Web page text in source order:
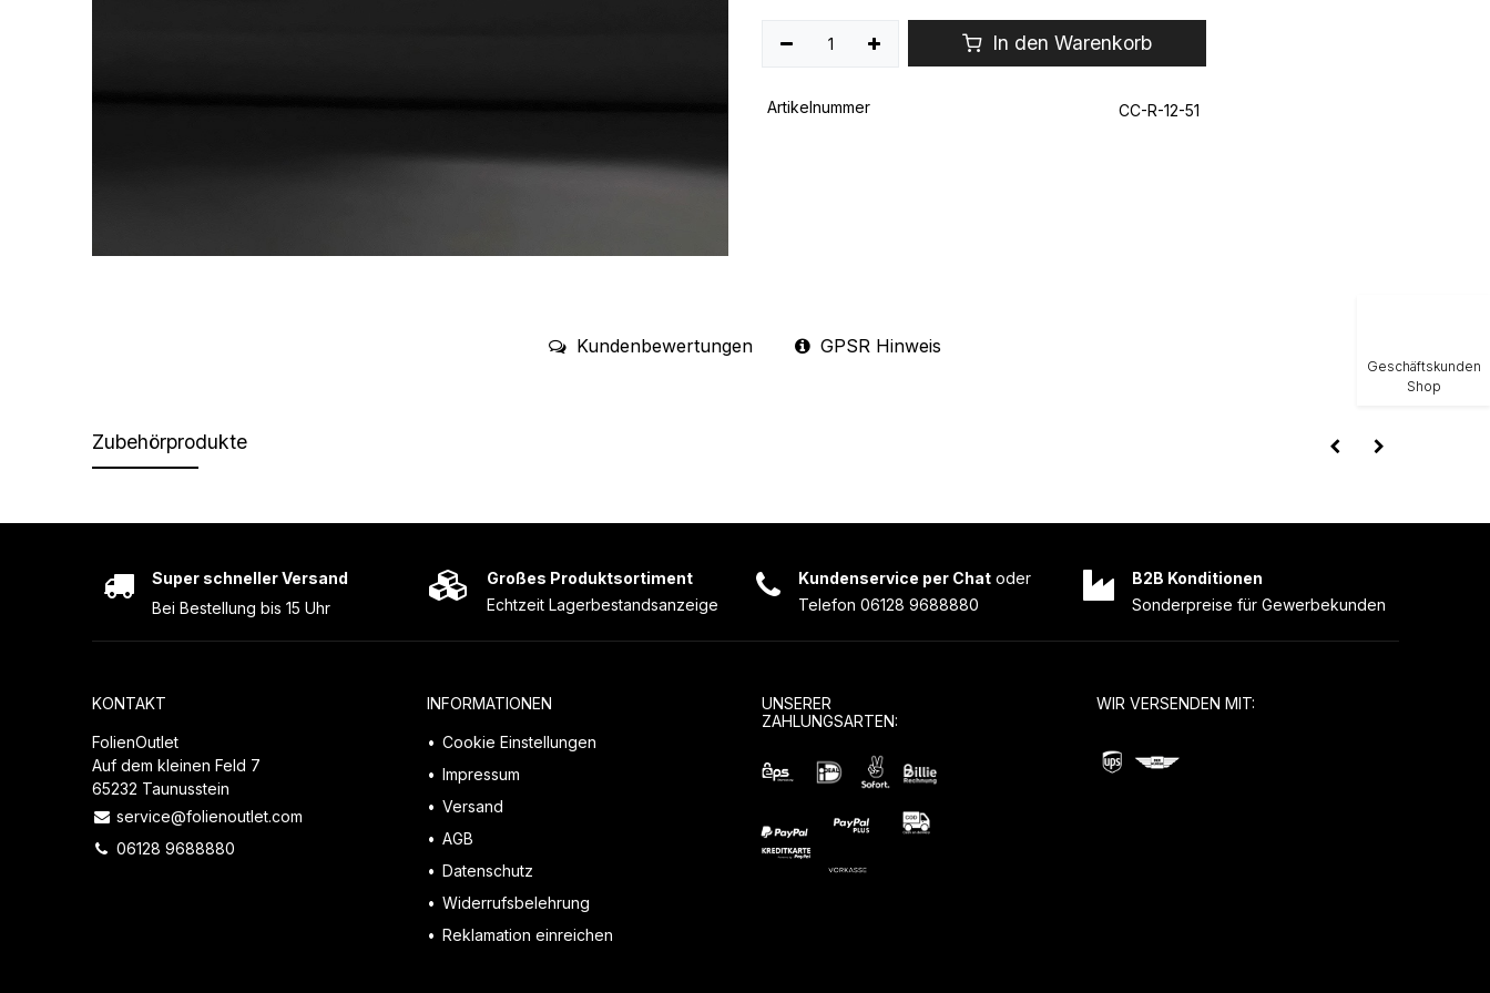
In den Warenkorb
Artikelnummer CC-R-12-51
Kundenbewertungen GPSR Hinweis
Zubehörprodukte
Großes Produktsortiment
Echtzeit Lagerbestandsanzeige
Kundenservice per Chat oder
Telefon 06128 9688880
Super schneller Versand
Bei Bestellung bis 15 Uhr
B2B Konditionen
Sonderpreise für Gewerbekunden
KONTAKT
FolienOutlet
Auf dem kleinen Feld 7
65232 Taunusstein
service@folienoutlet.com
06128 9688880
INFORMATIONEN
Cookie Einstellungen
Impressum
Versand
AGB
Datenschutz
Widerrufsbelehrung
Reklamation einreichen
UNSERER
ZAHLUNGSARTEN:
WIR VERSENDEN MIT:
Geschäftskunden
Shop